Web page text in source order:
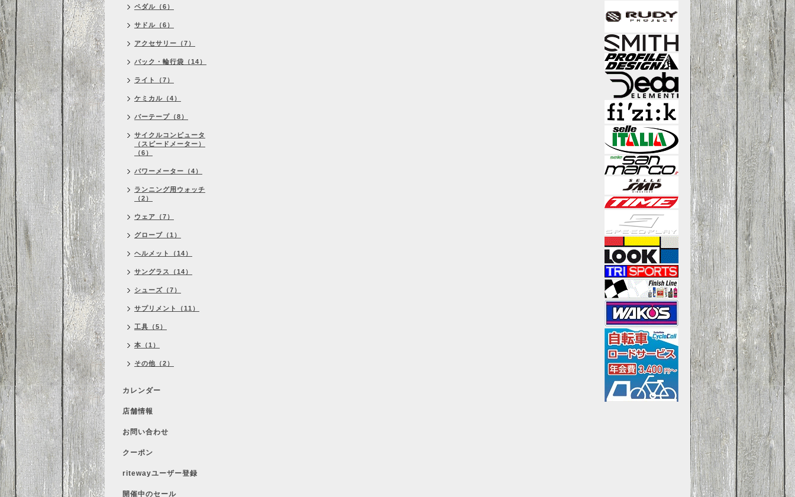
ペダル（6）
サドル（6）
アクセサリー（7）
バック・輪行袋（14）
ライト（7）
ケミカル（4）
バーテープ（8）
サイクルコンピュータ
（スピードメーター）
（6）
パワーメーター（4）
ランニング用ウォッチ
（2）
ウェア（7）
グローブ（1）
ヘルメット（14）
サングラス（14）
シューズ（7）
サプリメント（11）
工具（5）
本（1）
その他（2）
カレンダー
店舗情報
お問い合わせ
クーポン
ritewayユーザー登録
開催中のセール